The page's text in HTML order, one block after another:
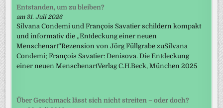
Entstanden, um zu bleiben?
am 31. Juli 2026
Silvana Condemi und François Savatier schildern kompakt
und informativ die „Entdeckung einer neuen
Menschenart“Rezension von Jörg Füllgrabe zuSilvana
Condemi; François Savatier: Denisova. Die Entdeckung
einer neuen MenschenartVerlag C.H.Beck, München 2025
Über Geschmack lässt sich nicht streiten – oder doch?